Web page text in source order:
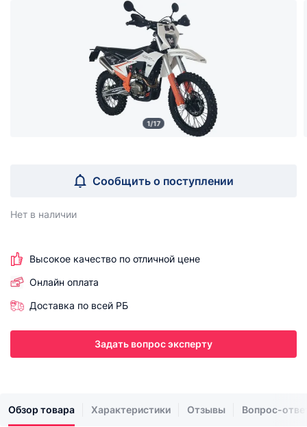
1/17
Сообщить о поступлении
Нет в наличии
Высокое качество по отличной цене
Онлайн оплата
Доставка по всей РБ
Задать вопрос эксперту
Обзор товара Характеристики Отзывы Вопрос-